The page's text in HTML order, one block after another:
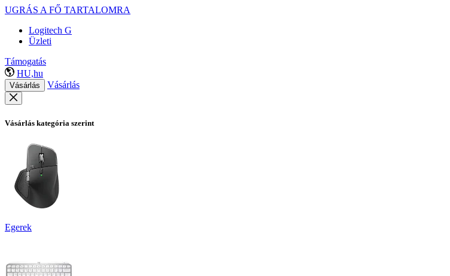
UGRÁS A FŐ TARTALOMRA
Logitech G
Üzleti
Támogatás
HU,hu
Vásárlás Vásárlás
Vásárlás kategória szerint
Egerek